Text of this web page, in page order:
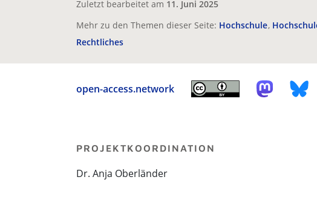
Zuletzt bearbeitet am 11. Juni 2025
Mehr zu den Themen dieser Seite: Hochschule
Rechtliches
open-access.network
PROJEKTKOORDINATION
Dr. Anja Oberländer